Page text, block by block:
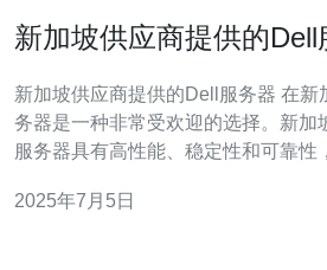
新加坡供应商提供的Dell
新加坡供应商提供的Dell服务器 在新加坡市场上，Dell服
务器是一种非常受欢迎的选择。新加
服务器具有高性能、稳定性和可靠性
势： 性能强劲：Dell服务器采用先进的处理器和内存技
2025年7月5日